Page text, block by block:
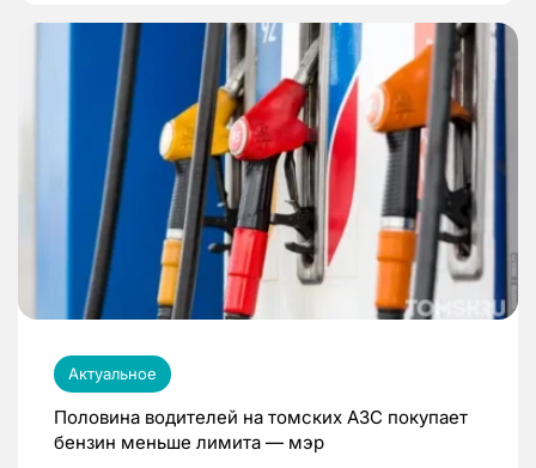
Актуальное
Половина водителей на томских АЗС покупает
бензин меньше лимита — мэр